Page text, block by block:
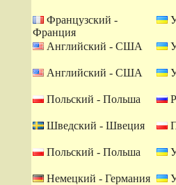
Французский -
Франция
Английский - США
Английский - США
Польский - Польша
Шведский - Швеция
Польский - Польша
Немецкий - Германия